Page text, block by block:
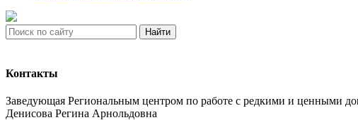
Найти
Контакты
Заведующая Региональным центром по работе с редкими и ценными
Денисова Регина Арнольдовна